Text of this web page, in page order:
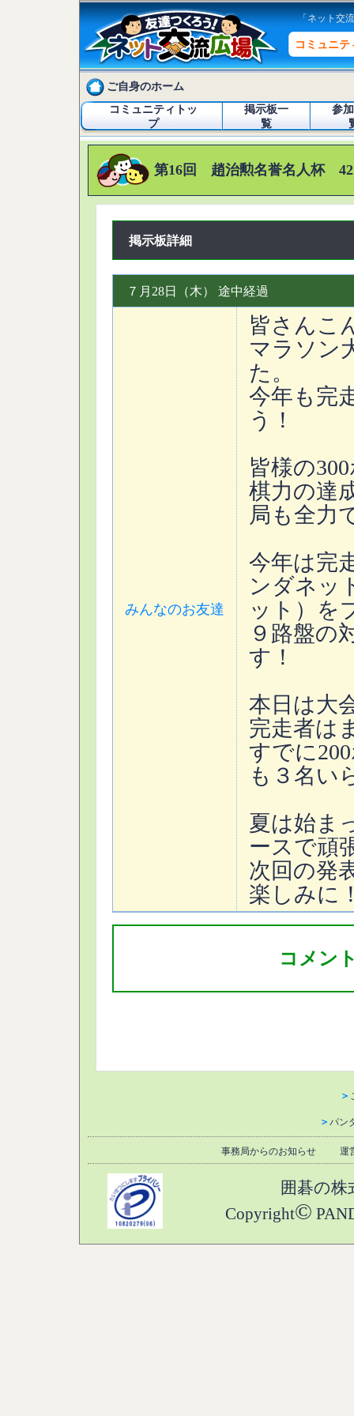
「ネット交
コミュニテ
ご自身のホーム
コミュニティトッ
プ
掲示板一
覧
参
第16回 趙治勲名誉名人杯
掲示板詳細
７月28日（木） 途中経過
みんなのお友達
皆さんこ
マラソン
た。
今年も完
う！
皆様の
棋力の達
局も全力
今年は完
ンダネッ
ット）を
９路盤の
す！
本日は大
完走者は
すでに
も３名い
夏は始ま
ースで頑
次回の発
楽しみに
コメン
＞
＞ パン
事務局からのお知らせ 運
囲碁の
Copyright©